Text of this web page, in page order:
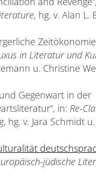
, hg. v. Alan L.
in Literatur und
u. Christine
Gegenwart in der
in: Re-
, hg. v. Jara Schmidt
jüdische